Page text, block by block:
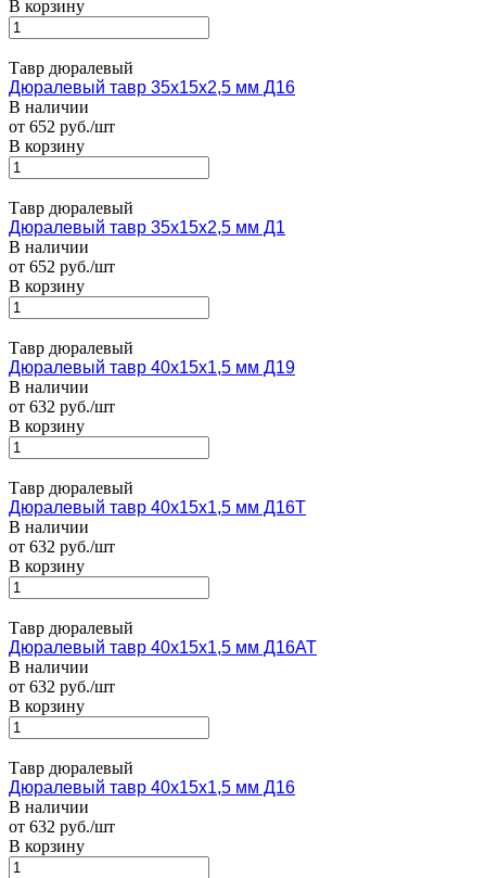
В корзину
Тавр дюралевый
Дюралевый тавр 35х15х2,5 мм Д16
В наличии
от 652 руб./шт
В корзину
Тавр дюралевый
Дюралевый тавр 35х15х2,5 мм Д1
В наличии
от 652 руб./шт
В корзину
Тавр дюралевый
Дюралевый тавр 40х15х1,5 мм Д19
В наличии
от 632 руб./шт
В корзину
Тавр дюралевый
Дюралевый тавр 40х15х1,5 мм Д16Т
В наличии
от 632 руб./шт
В корзину
Тавр дюралевый
Дюралевый тавр 40х15х1,5 мм Д16АТ
В наличии
от 632 руб./шт
В корзину
Тавр дюралевый
Дюралевый тавр 40х15х1,5 мм Д16
В наличии
от 632 руб./шт
В корзину